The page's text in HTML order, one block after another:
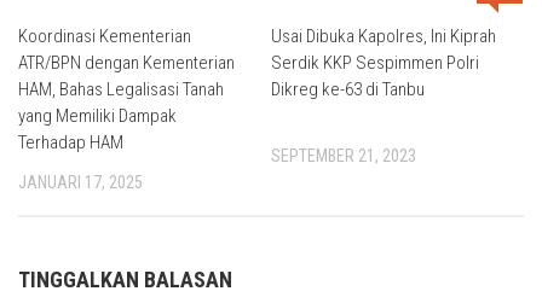
Koordinasi Kementerian
ATR/BPN dengan Kementerian
HAM, Bahas Legalisasi Tanah
yang Memiliki Dampak
Terhadap HAM
JANUARI 17, 2025
Usai Dibuka Kapolres, Ini Kiprah
Serdik KKP Sespimmen Polri
Dikreg ke-63 di Tanbu
SEPTEMBER 21, 2023
TINGGALKAN BALASAN